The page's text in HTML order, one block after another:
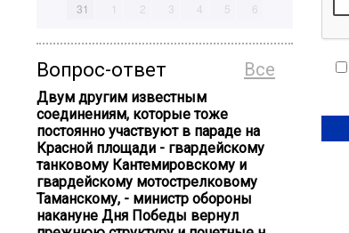
31
1 2 3 4 5 6
Все
Вопрос-ответ
Двум другим известным
соединениям, которые тоже
постоянно участвуют в параде на
Красной площади - гвардейскому
танковому Кантемировскому и
гвардейскому мотострелковому
Таманскому, - министр обороны
накануне Дня Победы вернул